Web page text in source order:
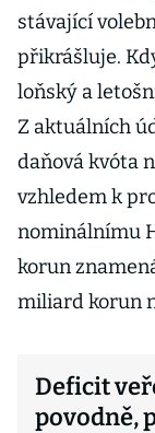
stávající
přikrášluje.
loňský a
Z aktuálních
daňová kvóta
vzhledem k
nominálnímu
korun
miliard korun
Deficit
povodně,